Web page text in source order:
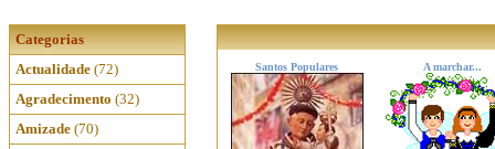
Categorias
Actualidade (72)
Agradecimento (32)
Amizade (70)
Santos Populares A marchar...